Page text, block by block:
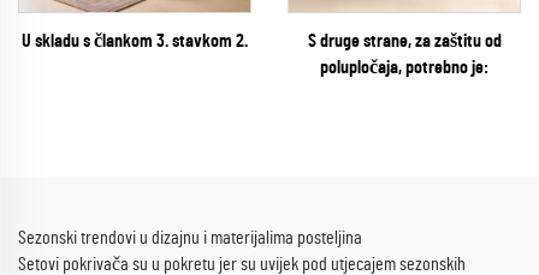
U skladu s člankom 3. stavkom 2.
S druge strane, za zaštitu od
polupločaja, potrebno je:
Sezonski trendovi u dizajnu i materijalima posteljina
Setovi pokrivača su u pokretu jer su uvijek pod utjecajem sezonskih